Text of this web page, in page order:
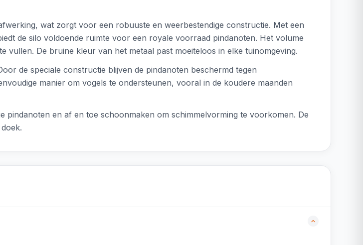
wat zorgt voor een robuuste en weerbestendige constructie. Met een
de silo voldoende ruimte voor een royale voorraad pindanoten. Het volume
vullen. De bruine kleur van het metaal past moeiteloos in elke tuinomgeving.
de speciale constructie blijven de pindanoten beschermd tegen
manier om vogels te ondersteunen, vooral in de koudere maanden
pindanoten en af en toe schoonmaken om schimmelvorming te voorkomen. De